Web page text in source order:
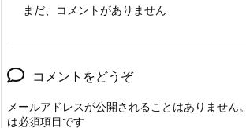
まだ、コメントがありません
コメントをどうぞ
メールアドレスが公開されることはありません。
は必須項目です